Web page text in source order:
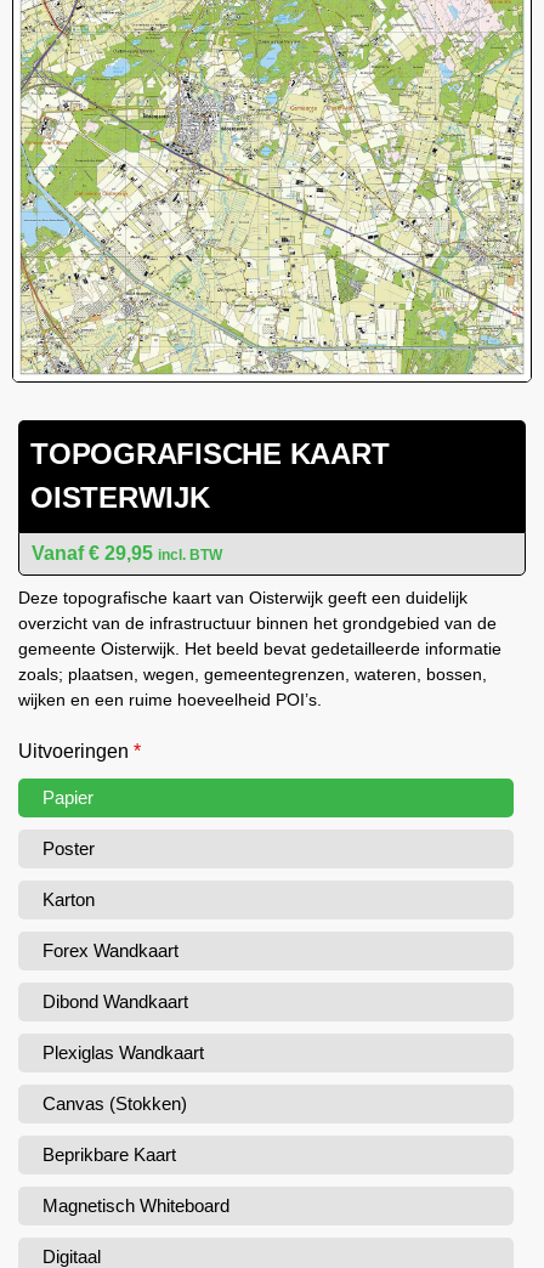
TOPOGRAFISCHE KAART
OISTERWIJK
€ 29,95 incl. BTW
Deze topografische kaart van Oisterwijk geeft een duidelijk
overzicht van de infrastructuur binnen het grondgebied van de
gemeente Oisterwijk. Het beeld bevat gedetailleerde informatie
zoals; plaatsen, wegen, gemeentegrenzen, wateren, bossen,
wijken en een ruime hoeveelheid POI’s.
Uitvoeringen *
Papier
Poster
Karton
Forex Wandkaart
Dibond Wandkaart
Plexiglas Wandkaart
Canvas (Stokken)
Beprikbare Kaart
Magnetisch Whiteboard
Digitaal